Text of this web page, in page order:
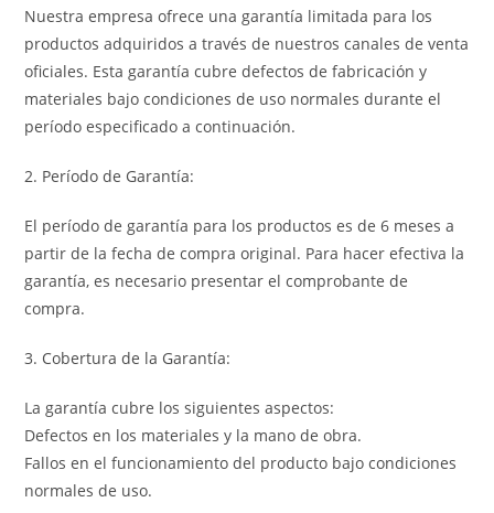
Nuestra empresa ofrece una garantía limitada para los
productos adquiridos a través de nuestros canales de venta
oficiales. Esta garantía cubre defectos de fabricación y
materiales bajo condiciones de uso normales durante el
período especificado a continuación.
2. Período de Garantía:
El período de garantía para los productos es de 6 meses a
partir de la fecha de compra original. Para hacer efectiva la
garantía, es necesario presentar el comprobante de
compra.
3. Cobertura de la Garantía:
La garantía cubre los siguientes aspectos:
Defectos en los materiales y la mano de obra.
Fallos en el funcionamiento del producto bajo condiciones
normales de uso.